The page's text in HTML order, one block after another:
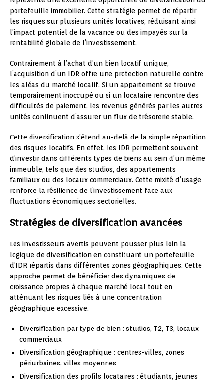
portefeuille immobilier. Cette stratégie permet de répartir
les risques sur plusieurs unités locatives, réduisant ainsi
l’impact potentiel de la vacance ou des impayés sur la
rentabilité globale de l’investissement.
Contrairement à l’achat d’un bien locatif unique,
l’acquisition d’un IDR offre une protection naturelle contre
les aléas du marché locatif. Si un appartement se trouve
temporairement inoccupé ou si un locataire rencontre des
difficultés de paiement, les revenus générés par les autres
unités continuent d’assurer un flux de trésorerie stable.
Cette diversification s’étend au-delà de la simple répartition
des risques locatifs. En effet, les IDR permettent souvent
d’investir dans différents types de biens au sein d’un même
immeuble, tels que des studios, des appartements
familiaux ou des locaux commerciaux. Cette mixité d’usage
renforce la résilience de l’investissement face aux
fluctuations économiques sectorielles.
Stratégies de diversification avancées
Les investisseurs avertis peuvent pousser plus loin la
logique de diversification en constituant un portefeuille
d’IDR répartis dans différentes zones géographiques. Cette
approche permet de bénéficier des dynamiques de
croissance propres à chaque marché local tout en
atténuant les risques liés à une concentration
géographique excessive.
Diversification par type de bien : studios, T2, T3, locaux
commerciaux
Diversification géographique : centres-villes, zones
périurbaines, villes moyennes
Diversification des profils locataires : étudiants, jeunes